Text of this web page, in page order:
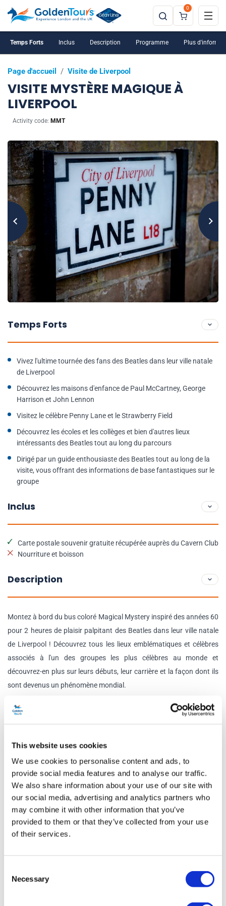
This website uses cookies
We use cookies to personalise content and ads, to
provide social media features and to analyse our traffic.
We also share information about your use of our site with
our social media, advertising and analytics partners who
may combine it with other information that you’ve
provided to them or that they’ve collected from your use
of their services.
Selection
Necessary
0
Page d'accueil / Visite de Liverpool
VISITE MYSTÈRE MAGIQUE À
LIVERPOOL
Activity code: MMT
Temps Forts Inclus Description Programme Plus
Temps Forts
Vivez l'ultime tournée des fans des Beatles dans leur ville natale
de Liverpool
Découvrez les maisons d'enfance de Paul McCartney, George
Harrison et John Lennon
Visitez le célèbre Penny Lane et le Strawberry Field
Découvrez les écoles et les collèges et bien d'autres lieux
intéressants des Beatles tout au long du parcours
Dirigé par un guide enthousiaste des Beatles tout au long de la
visite, vous offrant des informations de base fantastiques sur le
groupe
Inclus
Carte postale souvenir gratuite récupérée auprès du Cavern Club
Nourriture et boisson
Description
Montez à bord du bus coloré Magical Mystery inspiré des années 60
pour 2 heures de plaisir palpitant des Beatles dans leur ville natale
de Liverpool ! Découvrez tous les lieux emblématiques et célèbres
associés à l'un des groupes les plus célèbres au monde et
découvrez-en plus sur leurs débuts, leur carrière et la façon dont ils
sont devenus un phénomène mondial.
Quel que soit le membre de votre groupe préféré, vous chanterez All
George et Ringo et les nombreux autres lieux qui ont inspiré certains
de leurs classiques cultes !
Guidé par un guide expert tout au long de la visite, vous entendrez
de merveilleuses histoires sur les Fab Four et vous divertirez avec
vos morceaux préférés des Beatles tout au long de la visite.
La visite se terminera à l'emblématique Cavern Club où vous
votre tournée afin que vous puissiez faire la fête comme si vous